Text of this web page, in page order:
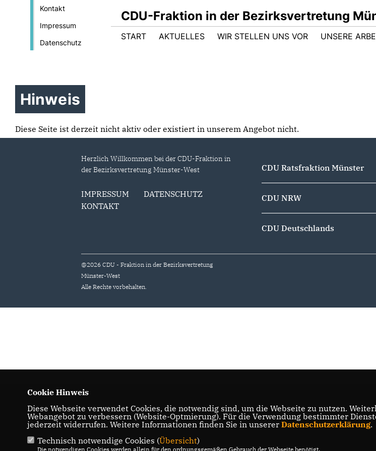
Kontakt
Impressum
Datenschutz
CDU-Fraktion in der Bezirksvertretung
START AKTUELLES WIR STELLEN UNS VOR UNSERE
Hinweis
Diese Seite ist derzeit nicht aktiv oder existiert in unserem Angebot nicht.
Herzlich Willkommen bei der CDU-Fraktion in
der Bezirksvertretung Münster-West
IMPRESSUM
DATENSCHUTZ
KONTAKT
CDU Ratsfraktion Münster
CDU NRW
CDU Deutschlands
@2026 CDU - Fraktion in der Bezirksvertretung
Münster-West
Alle Rechte vorbehalten.
Cookie Hinweis
Diese Webseite verwendet Cookies, die notwendig sind, um die Webseite zu nutzen.
Webangebot zu verbessern (Website-Optmierung). Für die Verwendung bestimmter
jederzeit widerrufen. Weitere Informationen finden Sie in unserer Datenschutzerklärung.
Technisch notwendige Cookies (Übersicht)
Die notwendigen Cookies werden allein für den ordnungsgemäßen Gebrauch der Webseite benötigt.